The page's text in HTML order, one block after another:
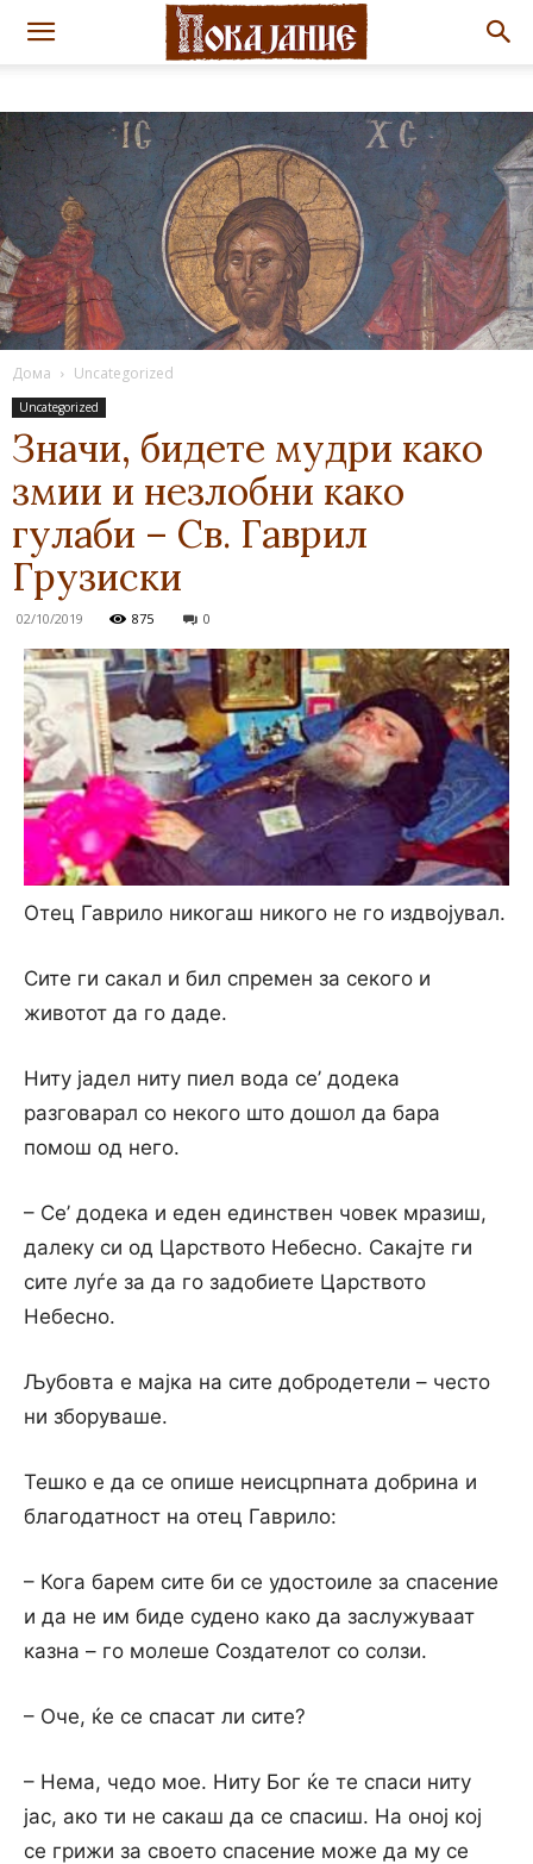
Дома Uncategorized
Uncategorized
Значи, бидете мудри како
змии и незлобни како
гулаби – Св. Гаврил
Грузиски
02/10/2019 875 0
Отец Гаврило никогаш никого не го издвојувал.
Сите ги сакал и бил спремен за секого и
животот да го даде.
Ниту јадел ниту пиел вода се’ додека
разговарал со некого што дошол да бара
помош од него.
– Се’ додека и еден единствен човек мразиш,
далеку си од Царството Небесно. Сакајте ги
сите луѓе за да го задобиете Царството
Небесно.
Љубовта е мајка на сите добродетели – често
ни зборуваше.
Тешко е да се опише неисцрпната добрина и
благодатност на отец Гаврило:
– Кога барем сите би се удостоиле за спасение
и да не им биде судено како да заслужуваат
казна – го молеше Создателот со солзи.
– Оче, ќе се спасат ли сите?
– Нема, чедо мое. Ниту Бог ќе те спаси ниту
јас, ако ти не сакаш да се спасиш. На оној кој
се грижи за своето спасение може да му се